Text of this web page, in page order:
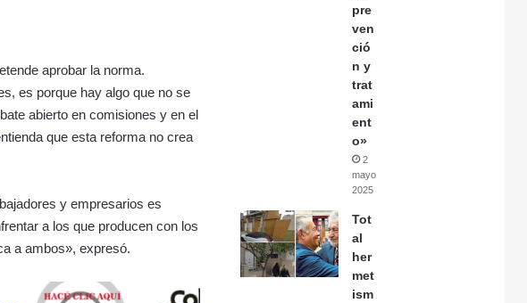
aprobar la norma.
es porque hay algo que no se
abierto en comisiones y en el
que esta reforma no crea
y empresarios es
a los que producen con los
a ambos», expresó.
pre
ven
ció
n y
trat
ami
ent
o»
2
mayo,
2025
Tot
al
her
met
ism